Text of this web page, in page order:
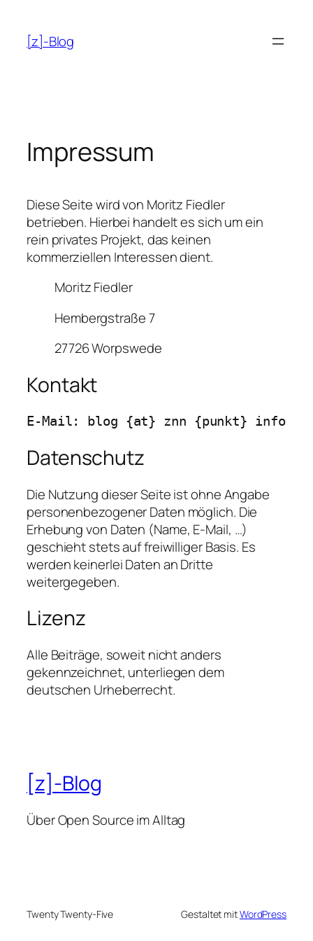
Inhalt
springen
[z]-Blog
Impressum
Diese Seite wird von Moritz Fiedler
betrieben. Hierbei handelt es sich um ein
rein privates Projekt, das keinen
kommerziellen Interessen dient.
Moritz Fiedler
Hembergstraße 7
27726 Worpswede
Kontakt
E-Mail: blog {at} znn {punkt} info
Datenschutz
Die Nutzung dieser Seite ist ohne Angabe
personenbezogener Daten möglich. Die
Erhebung von Daten (Name, E-Mail, …)
geschieht stets auf freiwilliger Basis. Es
werden keinerlei Daten an Dritte
weitergegeben.
Lizenz
Alle Beiträge, soweit nicht anders
gekennzeichnet, unterliegen dem
deutschen Urheberrecht.
[z]-Blog
Über Open Source im Alltag
Twenty Twenty-Five Gestaltet mitWordPress